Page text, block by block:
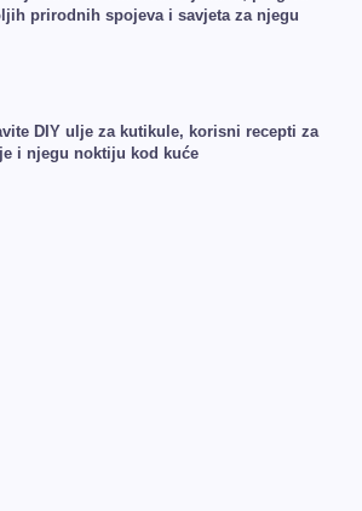
prirodnih spojeva i savjeta za njegu
DIY ulje za kutikule, korisni recepti za
i njegu noktiju kod kuće